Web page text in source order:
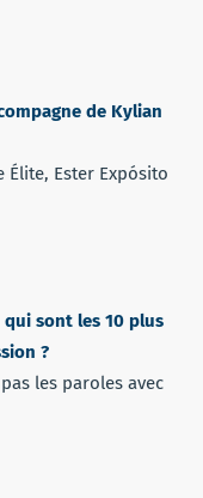
de Kylian
Élite, Ester Expósito
qui sont les 10 plus
?
les paroles avec